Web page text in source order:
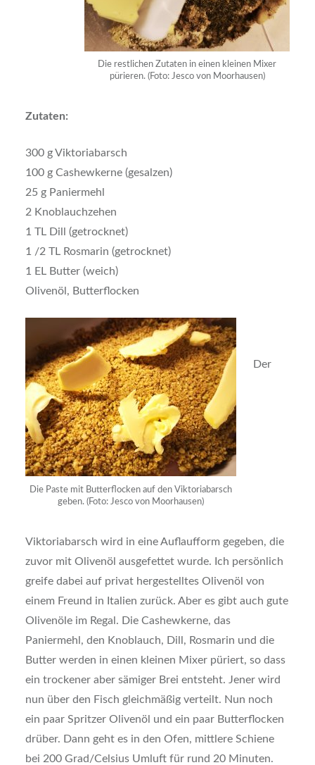
Die restlichen Zutaten in einen kleinen Mixer
pürieren. (Foto: Jesco von Moorhausen)
Zutaten:
300 g Viktoriabarsch
100 g Cashewkerne (gesalzen)
25 g Paniermehl
2 Knoblauchzehen
1 TL Dill (getrocknet)
1 /2 TL Rosmarin (getrocknet)
1 EL Butter (weich)
Olivenöl, Butterflocken
Die Paste mit Butterflocken auf den Viktoriabarsch
geben. (Foto: Jesco von Moorhausen)
Der
Viktoriabarsch wird in eine Auflaufform gegeben, die
zuvor mit Olivenöl ausgefettet wurde. Ich persönlich
greife dabei auf privat hergestelltes Olivenöl von
einem Freund in Italien zurück. Aber es gibt auch gute
Olivenöle im Regal. Die Cashewkerne, das
Paniermehl, den Knoblauch, Dill, Rosmarin und die
Butter werden in einen kleinen Mixer püriert, so dass
ein trockener aber sämiger Brei entsteht. Jener wird
nun über den Fisch gleichmäßig verteilt. Nun noch
ein paar Spritzer Olivenöl und ein paar Butterflocken
drüber. Dann geht es in den Ofen, mittlere Schiene
bei 200 Grad/Celsius Umluft für rund 20 Minuten.